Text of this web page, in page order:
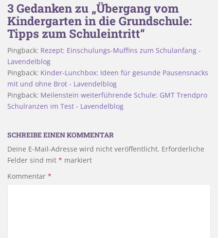
3 Gedanken zu „Übergang vom
Kindergarten in die Grundschule:
Tipps zum Schuleintritt“
Pingback: Rezept: Einschulungs-Muffins zum Schulanfang -
Lavendelblog
Pingback: Kinder-Lunchbox: Ideen für gesunde Pausensnacks
mit und ohne Brot - Lavendelblog
Pingback: Meilenstein weiterführende Schule: GMT Trendpro
Schulranzen im Test - Lavendelblog
SCHREIBE EINEN KOMMENTAR
Deine E-Mail-Adresse wird nicht veröffentlicht. Erforderliche
Felder sind mit * markiert
Kommentar *